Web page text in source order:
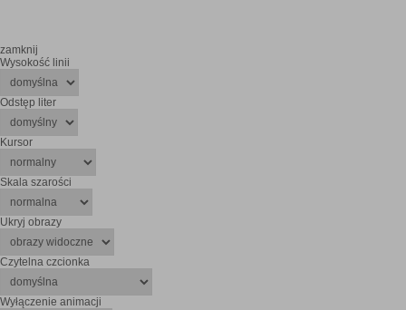
zamknij
Wysokość linii
Odstęp liter
Kursor
Skala szarości
Ukryj obrazy
Czytelna czcionka
Wyłączenie animacji